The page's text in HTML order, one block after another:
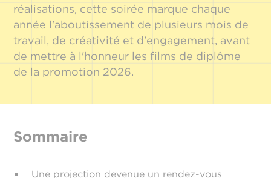
réalisations, cette soirée marque chaque
année l'aboutissement de plusieurs mois de
travail, de créativité et d'engagement, avant
de mettre à l'honneur les films de diplôme
de la promotion 2026.
Sommaire
Une projection devenue un rendez-vous